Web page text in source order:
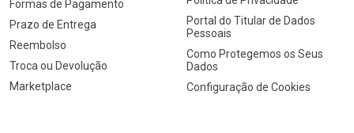
Formas de Pagamento
Prazo de Entrega
Reembolso
Troca ou Devolução
Marketplace
Portal do Titular de Dados
Pessoais
Como Protegemos os Seus
Dados
Configuração de Cookies